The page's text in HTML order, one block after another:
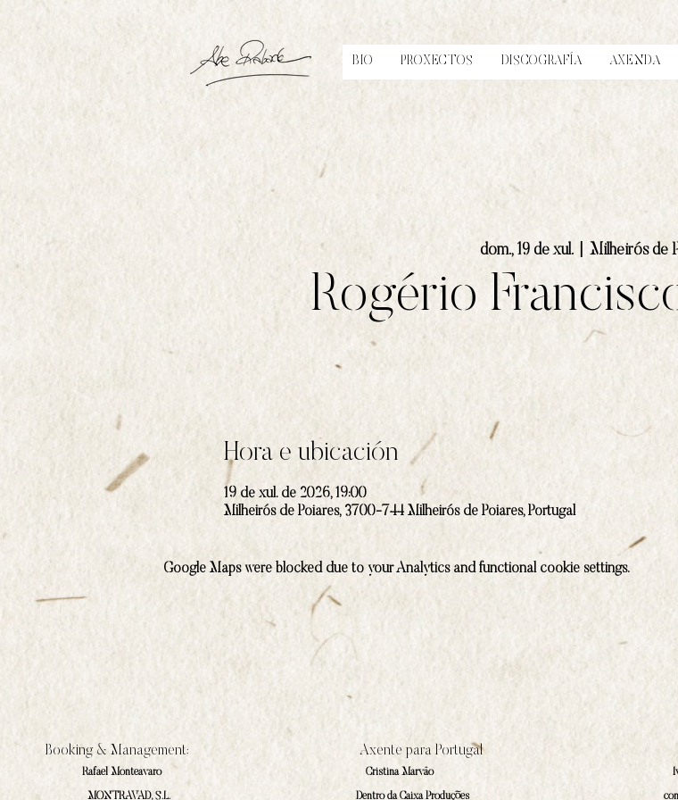
BIO PROXECTOS DISCOGRAFÍA AXENDA
dom., 19 de xul.
  |
Milheirós de
Rogério
Hora e ubicación
19 de xul. de 2026, 19:00
Milheirós de Poiares, 3700-744 Milheirós de Poiares, Portugal
Google Maps were blocked due to your Analytics and functional cookie settings.
Booking & Management:
Rafael Monteavaro
MONTRAVAD, S.L.
Axente para Portugal
Cristina Marväo
Dentro da Caixa Produções